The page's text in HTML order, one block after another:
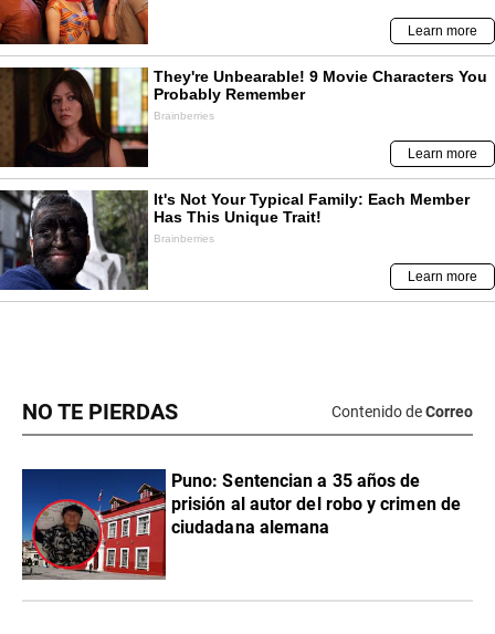
NO TE PIERDAS Contenido deCorreo
Puno: Sentencian a 35 años de
prisión al autor del robo y crimen de
ciudadana alemana